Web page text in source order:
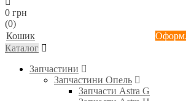
0 грн
(0)
Кошик
Каталог
Запчастини
Запчастини Опель
Запчасти Astra G